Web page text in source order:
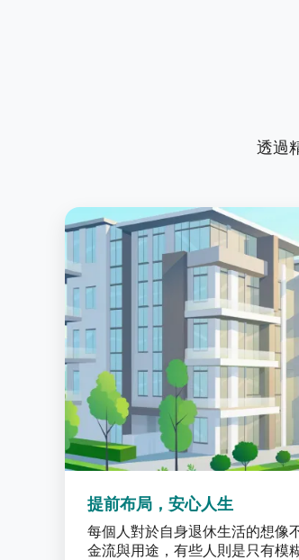
透過
提前布局，安心人生
每個人對於自身退休生活的想像
金流與用途，有些人則是只有模